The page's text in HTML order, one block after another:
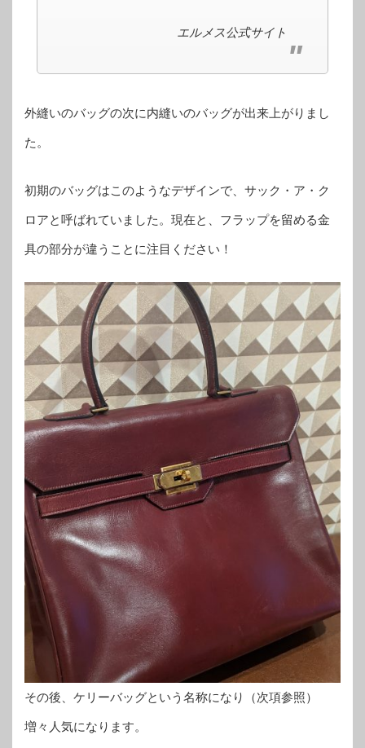
エルメス公式サイト
外縫いのバッグの次に内縫いのバッグが出来上がりまし
た。
初期のバッグはこのようなデザインで、サック・ア・ク
ロアと呼ばれていました。現在と、フラップを留める金
具の部分が違うことに注目ください！
その後、ケリーバッグという名称になり（次項参照）
増々人気になります。